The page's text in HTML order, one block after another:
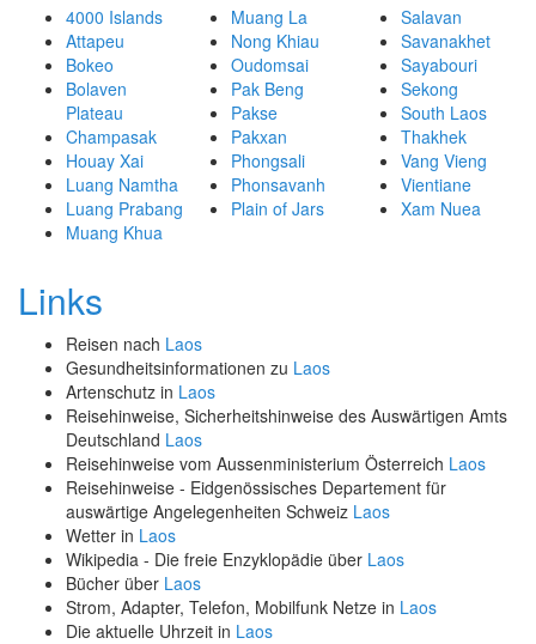
4000 Islands
Attapeu
Bokeo
Bolaven
Plateau
Champasak
Houay Xai
Luang Namtha
Luang Prabang
Muang Khua
Muang La
Nong Khiau
Oudomsai
Pak Beng
Pakse
Pakxan
Phongsali
Phonsavanh
Plain of Jars
Salavan
Savanakhet
Sayabouri
Sekong
South Laos
Thakhek
Vang Vieng
Vientiane
Xam Nuea
Links
Reisen nach Laos
Gesundheitsinformationen zu Laos
Artenschutz in Laos
Reisehinweise, Sicherheitshinweise des Auswärtigen Amts
Deutschland Laos
Reisehinweise vom Aussenministerium Österreich Laos
Reisehinweise - Eidgenössisches Departement für
auswärtige Angelegenheiten Schweiz Laos
Wetter in Laos
Wikipedia - Die freie Enzyklopädie über Laos
Bücher über Laos
Strom, Adapter, Telefon, Mobilfunk Netze in Laos
Die aktuelle Uhrzeit in Laos